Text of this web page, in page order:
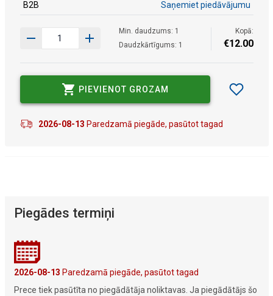
B2B Saņemiet piedāvājumu
Min. daudzums: 1
Daudzkārtīgums: 1
Kopā:
€12.00
PIEVIENOT GROZAM
2026-08-13 Paredzamā piegāde, pasūtot tagad
Piegādes termiņi
2026-08-13 Paredzamā piegāde, pasūtot tagad
Prece tiek pasūtīta no piegādātāja noliktavas. Ja piegādātājs šo